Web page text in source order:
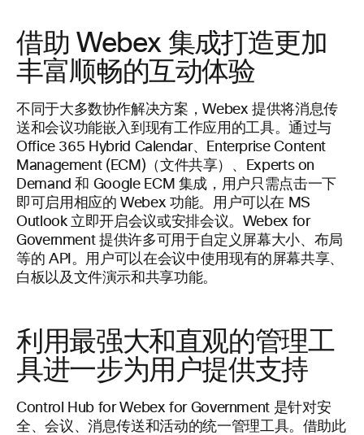
借助 Webex 集成打造更加
丰富顺畅的互动体验
不同于大多数协作解决方案，Webex 提供将消息传
送和会议功能嵌入到现有工作应用的工具。通过与
Office 365 Hybrid Calendar、Enterprise Content
Management (ECM)（文件共享）、Experts on
Demand 和 Google ECM 集成，用户只需点击一下
即可启用相应的 Webex 功能。用户可以在 MS
Outlook 立即开启会议或安排会议。Webex for
Government 提供许多可用于自定义屏幕大小、布局
等的 API。用户可以在会议中使用现有的屏幕共享、
白板以及文件演示和共享功能。
利用最强大和直观的管理工
具进一步为用户提供支持
Control Hub for Webex for Government 是针对安
全、会议、消息传送和活动的统一管理工具。借助此